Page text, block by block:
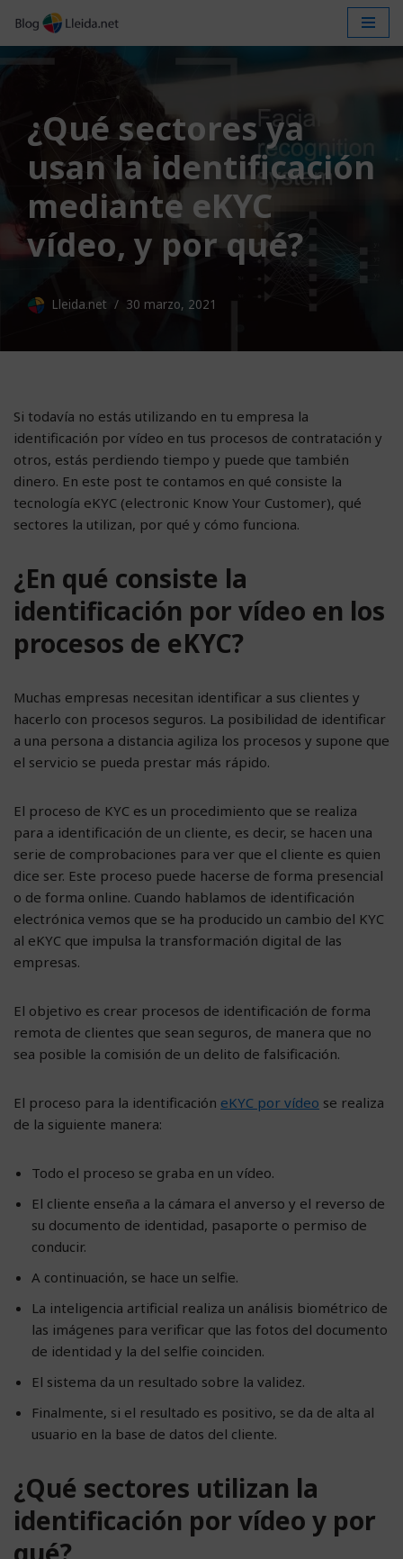
Saltar
al
¿Qué sectores ya
usan la identificación
mediante eKYC
vídeo, y por qué?
Lleida.net 30 marzo, 2021
Si todavía no estás utilizando en tu empresa la
identificación por vídeo en tus procesos de contratación y
otros, estás perdiendo tiempo y puede que también
dinero. En este post te contamos en qué consiste la
tecnología eKYC (electronic Know Your Customer), qué
sectores la utilizan, por qué y cómo funciona.
¿En qué consiste la
identificación por vídeo en los
procesos de eKYC?
Muchas empresas necesitan identificar a sus clientes y
hacerlo con procesos seguros. La posibilidad de identificar
a una persona a distancia agiliza los procesos y supone que
el servicio se pueda prestar más rápido.
El proceso de KYC es un procedimiento que se realiza
para a identificación de un cliente, es decir, se hacen una
serie de comprobaciones para ver que el cliente es quien
dice ser. Este proceso puede hacerse de forma presencial
o de forma online. Cuando hablamos de identificación
electrónica vemos que se ha producido un cambio del KYC
al eKYC que impulsa la transformación digital de las
empresas.
El objetivo es crear procesos de identificación de forma
remota de clientes que sean seguros, de manera que no
sea posible la comisión de un delito de falsificación.
El proceso para la identificación eKYC por vídeo se realiza
de la siguiente manera:
Todo el proceso se graba en un vídeo.
El cliente enseña a la cámara el anverso y el reverso de
su documento de identidad, pasaporte o permiso de
conducir.
A continuación, se hace un selfie.
La inteligencia artificial realiza un análisis biométrico de
las imágenes para verificar que las fotos del documento
de identidad y la del selfie coinciden.
El sistema da un resultado sobre la validez.
Finalmente, si el resultado es positivo, se da de alta al
usuario en la base de datos del cliente.
¿Qué sectores utilizan la
identificación por vídeo y por